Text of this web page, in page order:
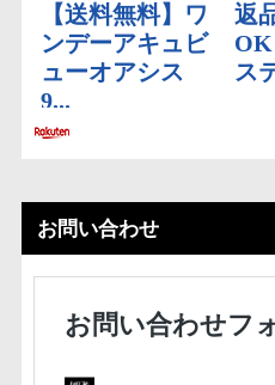
お問い合わせ